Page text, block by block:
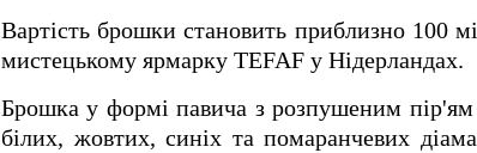
Вартість брошки становить приблизно 100
мистецькому ярмарку TEFAF у Нідерландах.
Брошка у формі павича з розпушеним пір'ям
білих, жовтих, синіх та помаранчевих